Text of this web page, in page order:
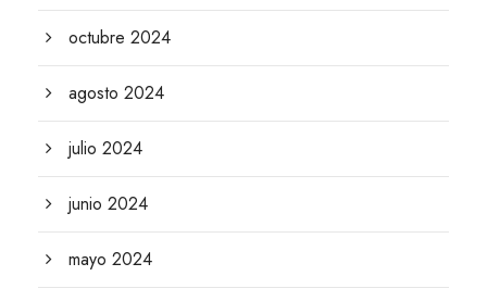
octubre 2024
agosto 2024
julio 2024
junio 2024
mayo 2024